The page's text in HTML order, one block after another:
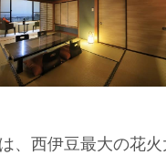
、西伊豆最大の花